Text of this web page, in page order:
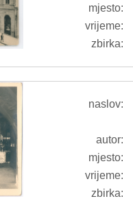
mjesto:
vrijeme:
zbirka:
naslov:
autor:
mjesto:
vrijeme:
zbirka: